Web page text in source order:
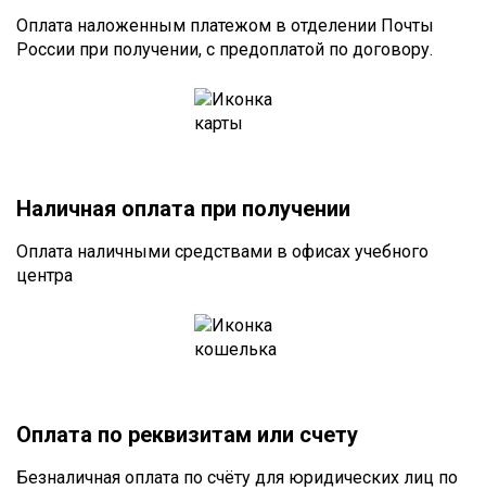
Оплата наложенным платежом в отделении Почты
России при получении, с предоплатой по договору.
Наличная оплата при получении
Оплата наличными средствами в офисах учебного
центра
Оплата по реквизитам или счету
Безналичная оплата по счёту для юридических лиц по